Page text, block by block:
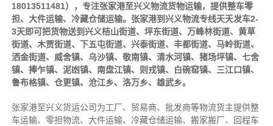
18013511481），专注张家港至兴义物流货物运输，提供整车零
担、大件运输、冷藏仓储运输。张家港到兴义物流专线天天发车2-
3天即可把货物送到兴义桔山街道、坪东街道、万峰林街道、黄草
街道、木贾街道、下五屯街道、兴泰街道、丰都街道、马岭街道、
洒金街道、威舍镇、乌沙镇、敬南镇、清水河镇、猪场坪镇、七舍
镇、捧乍镇、泥凼镇、南盘江镇、则戎镇、白碗窑镇、三江口镇、
鲁布格镇、仓更镇、沧江乡、洛万乡、雄武乡。
张家港至兴义货运公司为工厂、贸易商、批发商等物流货主提供整
车运输、零担物流、大件运输、冷藏仓储运输、搬家搬厂、回程车